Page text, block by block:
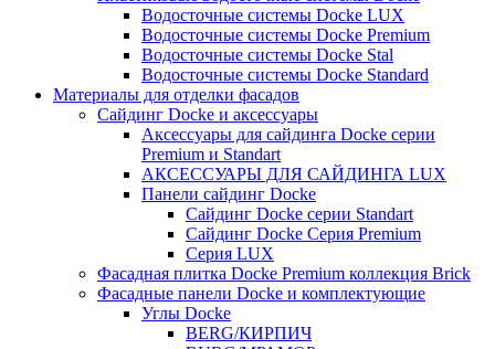
Водосточные системы Docke LUX
Водосточные системы Docke Premium
Водосточные системы Docke Stal
Водосточные системы Docke Standard
Материалы для отделки фасадов
Сайдинг Docke и аксессуары
Аксессуары для сайдинга Docke серии
Premium и Standart
АКСЕССУАРЫ ДЛЯ САЙДИНГА LUX
Панели сайдинг Docke
Cайдинг Docke серии Standart
Сайдинг Docke Серия Premium
Серия LUX
Фасадная плитка Docke Premium коллекция Brick
Фасадные панели Docke и комплектующие
Углы Docke
BERG/КИРПИЧ